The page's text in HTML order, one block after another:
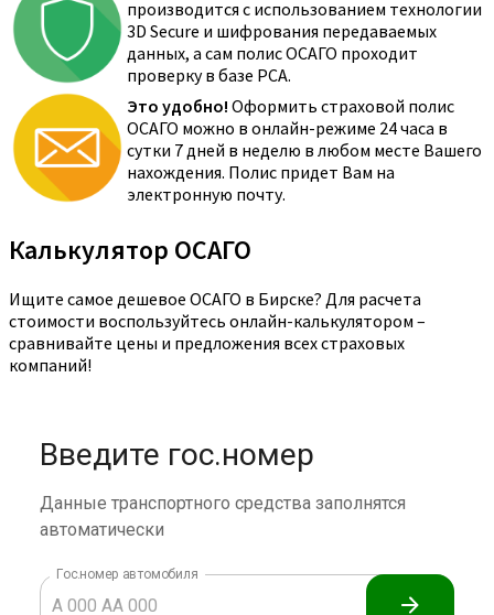
производится с использованием технологии
3D Secure и шифрования передаваемых
данных, а сам полис ОСАГО проходит
проверку в базе РСА.
Это удобно! Оформить страховой полис
ОСАГО можно в онлайн-режиме 24 часа в
сутки 7 дней в неделю в любом месте Вашего
нахождения. Полис придет Вам на
электронную почту.
Калькулятор ОСАГО
Ищите самое дешевое ОСАГО в Бирске? Для расчета
стоимости воспользуйтесь онлайн-калькулятором –
сравнивайте цены и предложения всех страховых
компаний!